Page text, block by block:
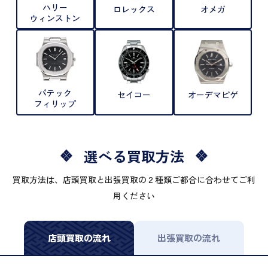
ハリー
ウィンストン
ロレックス オメガ
パテック
フィリップ
セイコー オーデマピゲ
選べる買取方法
買取方法は、店頭買取と出張買取の２種類ご都合に合わせてご利
用ください
店頭買取の流れ 出張買取の流れ